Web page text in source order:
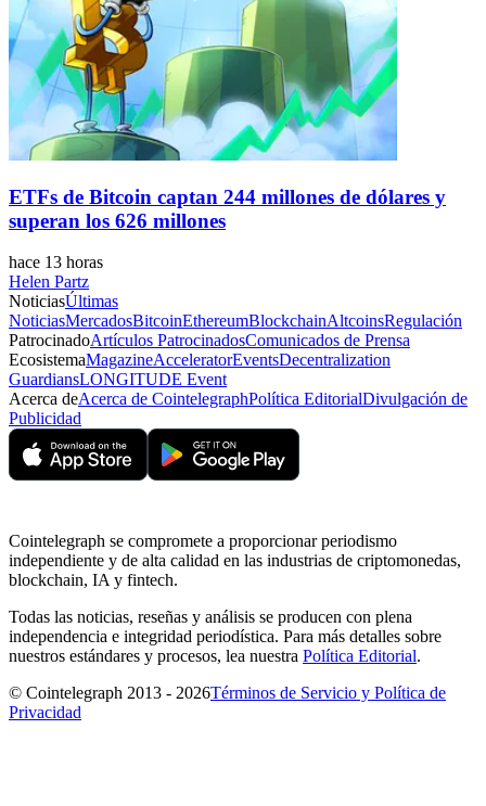
ETFs de Bitcoin captan 244 millones de dólares y
superan los 626 millones
hace 13 horas
Helen Partz
NoticiasÚltimas
NoticiasMercadosBitcoinEthereumBlockchainAltcoinsRegulación
PatrocinadoArtículos PatrocinadosComunicados de Prensa
EcosistemaMagazineAcceleratorEventsDecentralization
GuardiansLONGITUDE Event
Acerca deAcerca de CointelegraphPolítica EditorialDivulgación de
Publicidad
Cointelegraph se compromete a proporcionar periodismo
independiente y de alta calidad en las industrias de criptomonedas,
blockchain, IA y fintech.
Todas las noticias, reseñas y análisis se producen con plena
independencia e integridad periodística. Para más detalles sobre
nuestros estándares y procesos, lea nuestra Política Editorial.
© Cointelegraph 2013 - 2026Términos de Servicio y Política de
Privacidad